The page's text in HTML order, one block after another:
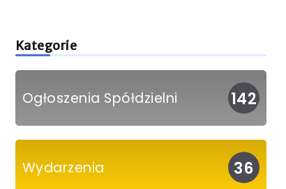
Kategorie
Ogłoszenia Spółdzielni 142
Wydarzenia 36